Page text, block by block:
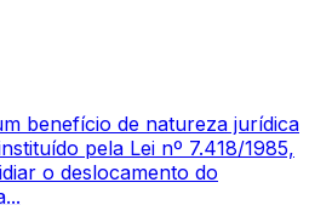
benefício de natureza jurídica
pela Lei nº 7.418/1985,
o deslocamento do